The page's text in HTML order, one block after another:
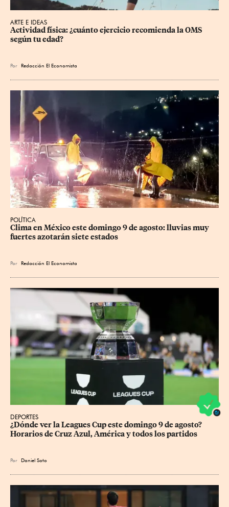
ARTE E IDEAS
Actividad física: ¿cuánto ejercicio recomienda la OMS
según tu edad?
Por Redacción El Economista
POLÍTICA
Clima en México este domingo 9 de agosto: lluvias muy
fuertes azotarán siete estados
Por Redacción El Economista
DEPORTES
¿Dónde ver la Leagues Cup este domingo 9 de agosto?
Horarios de Cruz Azul, América y todos los partidos
Por Daniel Soto